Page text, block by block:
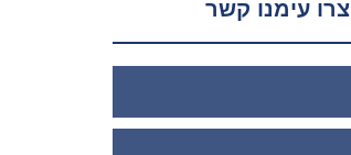
צרו עימנו קשר